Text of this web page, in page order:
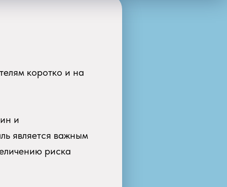
коротко и на
и
является важным
риска